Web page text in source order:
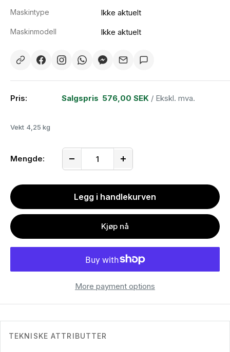
Maskintype Ikke aktuelt
Maskinmodell Ikke aktuelt
Pris: Salgspris 576,00 SEK / Ekskl. mva.
Vekt 4,25 kg
Mengde:
Legg i handlekurven
Kjøp nå
More payment options
TEKNISKE ATTRIBUTTER